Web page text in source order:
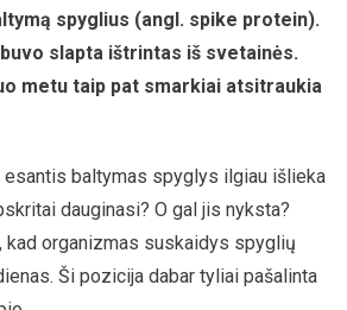
spyglius (angl. spike protein).
slapta ištrintas iš svetainės.
metu taip pat smarkiai atsitraukia
esantis baltymas spyglys ilgiau išlieka
dauginasi? O gal jis nyksta?
kad organizmas suskaidys spyglių
Ši pozicija dabar tyliai pašalinta